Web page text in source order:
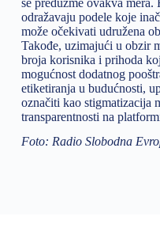
se preduzme ovakva
odražavaju podele koje
može očekivati udružena
Takođe, uzimajući u obzir
broja korisnika i prihoda
mogućnost dodatnog
etiketiranja u budućnosti,
označiti kao stigmatizacija
transparentnosti na
Foto: Radio Slobodna